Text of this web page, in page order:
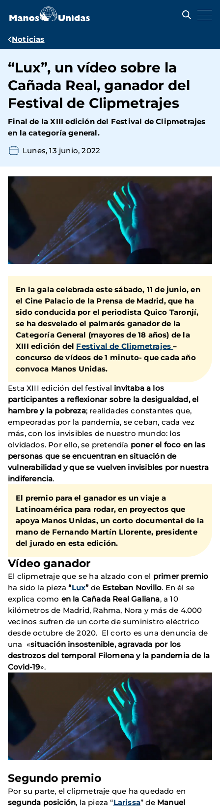
contenido
Ruta
navegación
Noticias
“Lux”, un vídeo sobre la
Cañada Real, ganador del
Festival de Clipmetrajes
Final de la XIII edición del Festival de Clipmetrajes
en la categoría general.
Lunes, 13 junio, 2022
En la gala celebrada este sábado, 11 de junio, en
el Cine Palacio de la Prensa de Madrid, que ha
sido conducida por el periodista Quico Taronjí,
se ha desvelado el palmarés ganador de la
Categoría General (mayores de 18 años) de la
XIII edición del Festival de Clipmetrajes–
concurso de vídeos de 1 minuto- que cada año
convoca Manos Unidas.
Esta XIII edición del festival invitaba a los
participantes a reflexionar sobre la desigualdad, el
hambre y la pobreza; realidades constantes que,
empeoradas por la pandemia, se ceban, cada vez
más, con los invisibles de nuestro mundo: los
olvidados. Por ello, se pretendía poner el foco en las
personas que se encuentran en situación de
vulnerabilidad y que se vuelven invisibles por nuestra
indiferencia.
El premio para el ganador es un viaje a
Latinoamérica para rodar, en proyectos que
apoya Manos Unidas, un corto documental de la
mano de Fernando Martín Llorente, presidente
del jurado en esta edición.
Vídeo ganador
El clipmetraje que se ha alzado con el primer premio
ha sido la pieza “Lux” de Esteban Novillo. En él se
explica como en la Cañada Real Galiana, a 10
kilómetros de Madrid, Rahma, Nora y más de 4.000
vecinos sufren de un corte de suministro eléctrico
desde octubre de 2020. El corto es una denuncia de
una «situación insostenible, agravada por los
destrozos del temporal Filomena y la pandemia de la
Covid-19».
Segundo premio
Por su parte, el clipmetraje que ha quedado en
segunda posición, la pieza “Larissa” de Manuel